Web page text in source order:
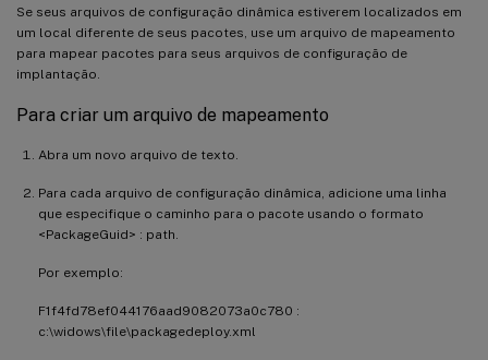
Se seus arquivos de configuração dinâmica estiverem localizados em
um local diferente de seus pacotes, use um arquivo de mapeamento
para mapear pacotes para seus arquivos de configuração de
implantação.
Para criar um arquivo de mapeamento
Abra um novo arquivo de texto.
Para cada arquivo de configuração dinâmica, adicione uma linha
que especifique o caminho para o pacote usando o formato
<PackageGuid> : path.
Por exemplo:
F1f4fd78ef044176aad9082073a0c780 :
c:\widows\file\packagedeploy.xml